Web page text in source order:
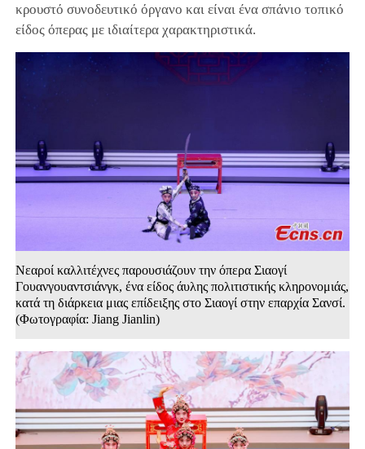
κρουστό συνοδευτικό όργανο και είναι ένα σπάνιο τοπικό
είδος όπερας με ιδιαίτερα χαρακτηριστικά.
Νεαροί καλλιτέχνες παρουσιάζουν την όπερα Σιαογί
Γουανγουαντσιάνγκ, ένα είδος άυλης πολιτιστικής κληρονομιάς,
κατά τη διάρκεια μιας επίδειξης στο Σιαογί στην επαρχία Σανσί.
(Φωτογραφία: Jiang Jianlin)